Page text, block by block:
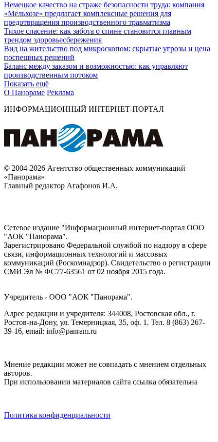
Немецкое качество на страже безопасности труда: компания
«Мельхозе» предлагает комплексные решения для
предотвращения производственного травматизма
Тихое спасение: как забота о спине становится главным
трендом здоровьесбережения
Вид на жительство под микроскопом: скрытые угрозы и цена
поспешных решений
Баланс между заказом и возможностью: как управляют
производственным потоком
Показать ещё
О Панораме Реклама
ИНФОРМАЦИОННЫЙ ИНТЕРНЕТ-ПОРТАЛ
© 2004-2026 Агентство общественных коммуникаций
«Панорама»
Главный редактор Агафонов И.А.
Сетевое издание "Информационный интернет-портал ООО
"АОК "Панорама".
Зарегистрировано Федеральной службой по надзору в сфере
связи, информационных технологий и массовых
коммуникаций (Роскомнадзор). Cвидетельство о регистрации
СМИ Эл № ФС77-63561 от 02 ноября 2015 года.
Учредитель - ООО "АОК "Панорама".
Адрес редакции и учредителя: 344008, Ростовская обл., г.
Ростов-на-Дону, ул. Темерницкая, 35, оф. 1. Тел. 8 (863) 267-
39-16, email: info@panram.ru
Мнение редакции может не совпадать с мнением отдельных
авторов.
При использовании материалов сайта ссылка обязательна
Политика конфиденциальности